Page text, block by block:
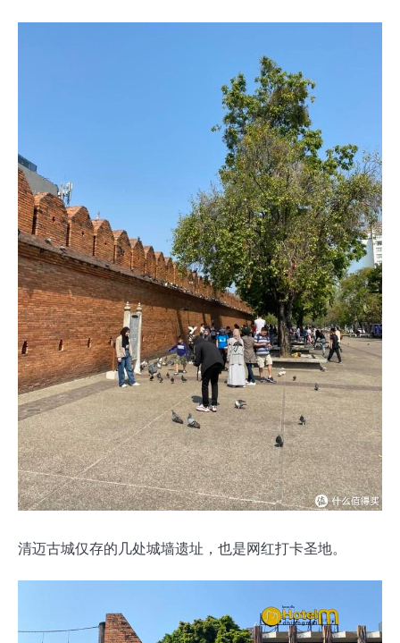
清迈古城仅存的几处城墙遗址，也是网红打卡圣地。